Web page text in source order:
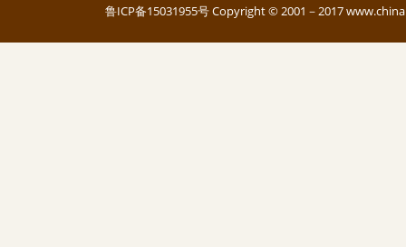
鲁ICP备15031955号Copyright © 2001－2017